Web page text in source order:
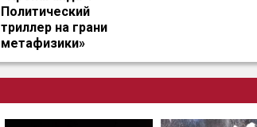
Политический
триллер на грани
метафизики»